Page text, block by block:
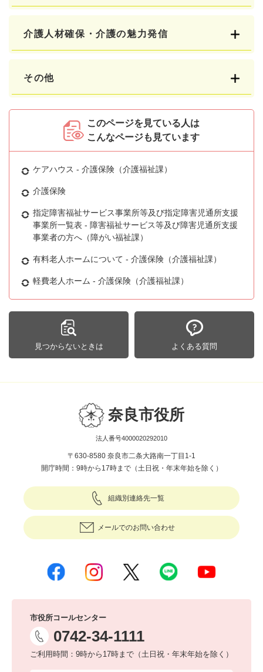
介護人材確保・介護の魅力発信
その他
このページを見ている人は
こんなページも見ています
ケアハウス - 介護保険（介護福祉課）
介護保険
指定障害福祉サービス事業所等及び指定障害児通所支援
事業所一覧表 - 障害福祉サービス等及び障害児通所支援
事業者の方へ（障がい福祉課）
有料老人ホームについて - 介護保険（介護福祉課）
軽費老人ホーム - 介護保険（介護福祉課）
見つからないときは よくある質問
奈良市役所
法人番号4000020292010
〒630-8580 奈良市二条大路南一丁目1-1
開庁時間：9時から17時まで（土日祝・年末年始を除く）
組織別連絡先一覧
メールでのお問い合わせ
市役所コールセンター
0742-34-1111
ご利用時間：9時から17時まで（土日祝・年末年始を除く）